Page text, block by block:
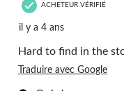
ACHETEUR VÉRIFIÉ
il y a 4 ans
Hard to find in the
Traduire avec Google